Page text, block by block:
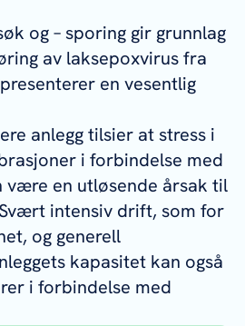
og – sporing gir grunnlag
av laksepoxvirus fra
en vesentlig
anlegg tilsier at stress i
i forbindelse med
være en utløsende årsak til
intensiv drift, som for
og generell
kapasitet kan også
i forbindelse med